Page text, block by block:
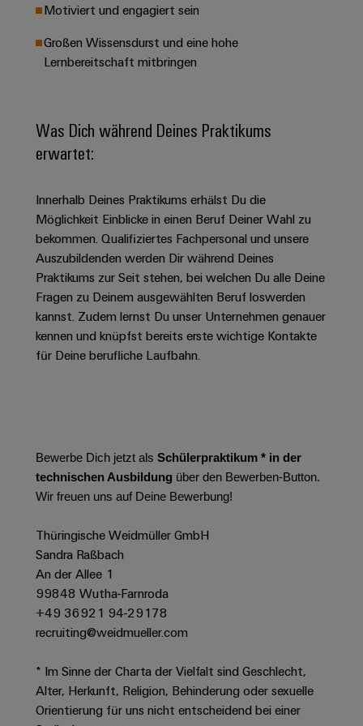
&
Sicherer
Betrieb
für
die
Prozessindustrie
Mehr
Ressourceneffizienz
durch
Sonnenenergie
Schaltschrankbau
Lösungen
für
Herausforderungen
im
digitale
Lösungen
für
klimafreundliche
im
Bahnverkehr
Schiffbau
Umfassende
Verbindungslösungen
für
die
Industrie
Wasseraufbereitung
Automation
Industrial
IoT
Security
Industrial
Platform
easyConnect
EZA-
Regler
Gerätehersteller
PCB
Connector
Services
Equipment
Manufacturer
(OEM)
Systeme
Industrial
Panels
Engineering-
Visualisierungstools
Energiemessung
und
Smart
Metering
Weidmüller
Industrial
&
Cloud-
Services
Industrial
Service
Platform
easyConnect
&
Zubehör
PSIRT
eShop
OCI-
EDI-
Schnittstelle
ALLE
SERVICES
Solution
finden
-
Systemintegratoren
Messen
&
Events
Globale
Messen
&
Events
Stellenbörse
Chancen in der
Entwicklung
Spannende
in unseren
Center in
Thüringen
Motiviert und engagiert sein
Großen Wissensdurst und eine hohe
Lernbereitschaft mitbringen
Was Dich während Deines Praktikums
erwartet:
Innerhalb Deines Praktikums erhälst Du die
Möglichkeit Einblicke in einen Beruf Deiner Wahl zu
bekommen. Qualifiziertes Fachpersonal und unsere
Auszubildenden werden Dir während Deines
Praktikums zur Seit stehen, bei welchen Du alle Deine
Fragen zu Deinem ausgewählten Beruf loswerden
kannst. Zudem lernst Du unser Unternehmen genauer
kennen und knüpfst bereits erste wichtige Kontakte
für Deine berufliche Laufbahn.
Bewerbe Dich jetzt alsSchülerpraktikum * in der
technischen Ausbildung über den Bewerben-Button.
Wir freuen uns auf Deine Bewerbung!
Thüringische Weidmüller GmbH
Sandra Raßbach
An der Allee 1
99848 Wutha-Farnroda
+49 36921 94-29178
recruiting@weidmueller.com
* Im Sinne der Charta der Vielfalt sind Geschlecht,
Alter, Herkunft, Religion, Behinderung oder sexuelle
Orientierung für uns nicht entscheidend bei einer